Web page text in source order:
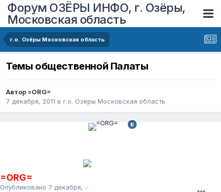
Форум ОЗЁРЫ ИНФО, г. Озёры,
Московская область
г.о. Озёры Московская область
Темы общественной Палаты
Автор =ORG=
7 декабря, 2011 в г.о. Озёры Московская область
=ORG=
Опубликовано 7 декабря, 2011